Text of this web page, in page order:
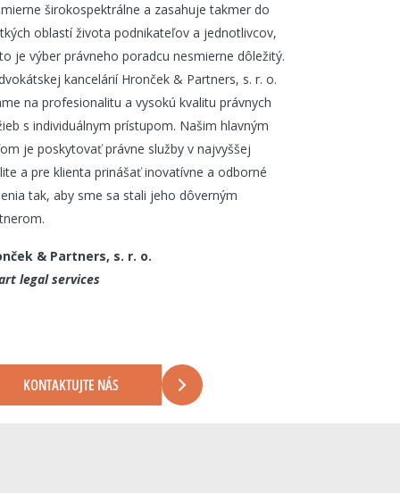
širokospektrálne a zasahuje takmer do
oblastí života podnikateľov a jednotlivcov,
je výber právneho poradcu nesmierne dôležitý.
kancelárií Hronček & Partners, s. r. o.
na profesionalitu a vysokú kvalitu právnych
s individuálnym prístupom. Našim hlavným
je poskytovať právne služby v najvyššej
a pre klienta prinášať inovatívne a odborné
tak, aby sme sa stali jeho dôverným
& Partners, s. r. o.
legal services
KONTAKTUJTE NÁS